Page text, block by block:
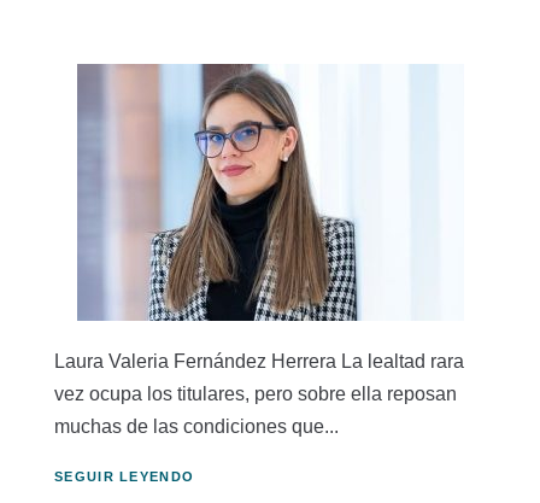
Laura Valeria Fernández Herrera La lealtad rara
vez ocupa los titulares, pero sobre ella reposan
muchas de las condiciones que...
SEGUIR LEYENDO